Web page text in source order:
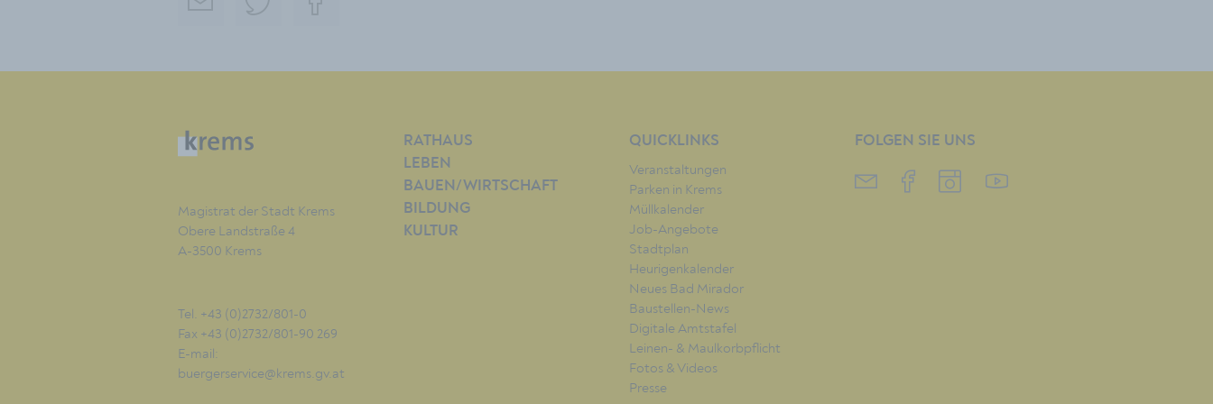
Magistrat der Stadt Krems
Obere Landstraße 4
A-3500 Krems
Tel. +43 (0)2732/801-0
Fax +43 (0)2732/801-90 269
E-mail:
buergerservice@krems.gv.at
RATHAUS
LEBEN
BAUEN/WIRTSCHAFT
BILDUNG
KULTUR
QUICKLINKS
Veranstaltungen
Parken in Krems
Müllkalender
Job-Angebote
Stadtplan
Heurigenkalender
Neues Bad Mirador
Baustellen-News
Digitale Amtstafel
Leinen- & Maulkorbpflicht
Fotos & Videos
Presse
FOLGEN SIE UNS